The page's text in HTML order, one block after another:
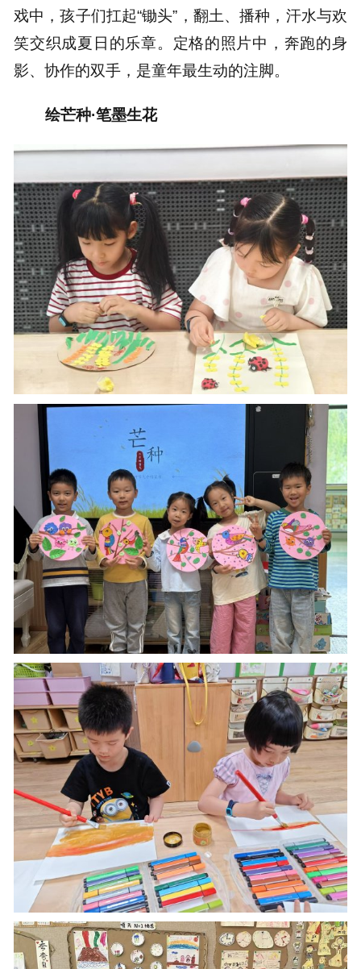
戏中，孩子们扛起“锄头”，翻土、播种，汗水与欢
笑交织成夏日的乐章。定格的照片中，奔跑的身
影、协作的双手，是童年最生动的注脚。
绘芒种·笔墨生花